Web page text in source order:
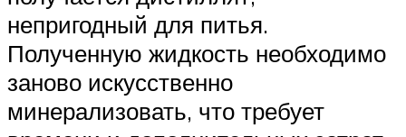
непригодный для питья.
Полученную жидкость необходимо
заново искусственно
минерализовать, что требует